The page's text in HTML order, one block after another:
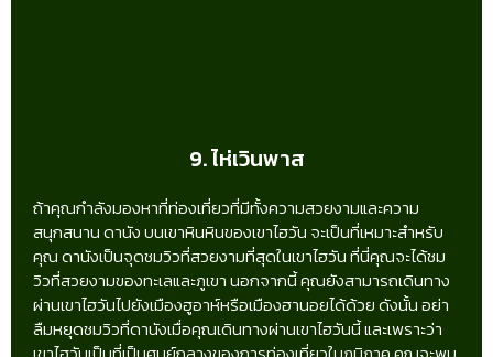
9. ไห่เวินพาส
ถ้าคุณกำลังมองหาที่ท่องเที่ยวที่มีทั้งความสวยงามและความ
สนุกสนาน ดานัง บนเขาหินหินของเขาไฮวัน จะเป็นที่เหมาะสำหรับ
คุณ ดานังเป็นจุดชมวิวที่สวยงามที่สุดในเขาไฮวัน ที่นี่คุณจะได้ชม
วิวที่สวยงามของทะเลและภูเขา นอกจากนี้ คุณยังสามารถเดินทาง
ผ่านเขาไฮวันไปยังเมืองฮูอาห์หรือเมืองฮานอยได้ด้วย ดังนั้น อย่า
ลืมหยุดชมวิวที่ดานังเมื่อคุณเดินทางผ่านเขาไฮวันนี้ และเพราะว่า